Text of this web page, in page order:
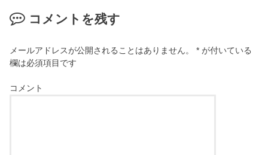
コメントを残す
メールアドレスが公開されることはありません。 * が付いている
欄は必須項目です
コメント